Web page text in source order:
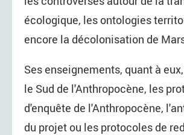
écologique, les ontologies
encore la décolonisation de
Ses enseignements, quant à
le Sud de l'Anthropocène, les
d'enquête de l'Anthropocène,
du projet ou les protocoles de